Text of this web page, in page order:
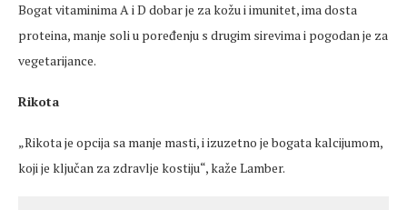
Bogat vitaminima A i D dobar je za kožu i imunitet, ima dosta
proteina, manje soli u poređenju s drugim sirevima i pogodan je za
vegetarijance.
Rikota
„Rikota je opcija sa manje masti, i izuzetno je bogata kalcijumom,
koji je ključan za zdravlje kostiju“, kaže Lamber.